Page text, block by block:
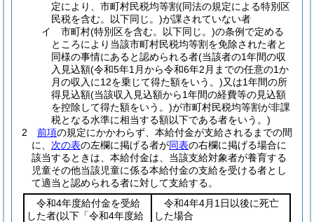
定により、市町村民税均等割(同法の規定による特別区
民税を含む。以下同じ。)が課されていない者
イ
市町村(特別区を含む。以下同じ。)の条例で定める
ところにより当該市町村民税均等割を免除された者と
同様の事情にあると認められる者(当該者の1年間の収
入見込額(令和5年1月から令和6年2月までの任意の1か
月の収入に12を乗じて得た額をいう。)又は1年間の所
得見込額(当該収入見込額から1年間の経費等の見込額
を控除して得た額をいう。)が市町村民税均等割が非課
税となる水準に相当する額以下である者をいう。)
2
前項の規定にかかわらず、本給付金が支給されるまでの間
に、 次の表の左欄に掲げる者が同表の右欄に掲げる場合に
該当するときは、本給付金は、当該支給対象者が養育する
児童その他当該児童に係る本給付金の支給を受ける者とし
て適当と認められる者に対して支給する。
令和4年度給付金を受給
した者(以下「令和4年度給
令和4年4月1日以後に死亡
した場合